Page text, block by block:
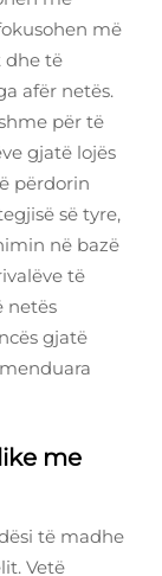
më
dhe të
afër netës.
për të
gjatë lojës
përdorin
së tyre,
në bazë
të
netës
gjatë
me
të madhe
Vetë